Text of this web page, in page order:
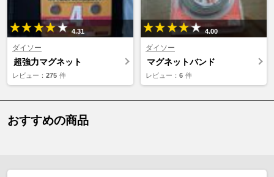
4.31
ダイソー
超強力マグネット
レビュー： 275 件
4.00
ダイソー
マグネットバンド
レビュー： 6 件
おすすめの商品